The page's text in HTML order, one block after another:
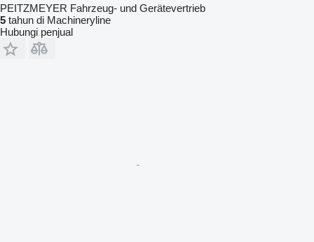
PEITZMEYER Fahrzeug- und Gerätevertrieb
5 tahun di Machineryline
Hubungi penjual